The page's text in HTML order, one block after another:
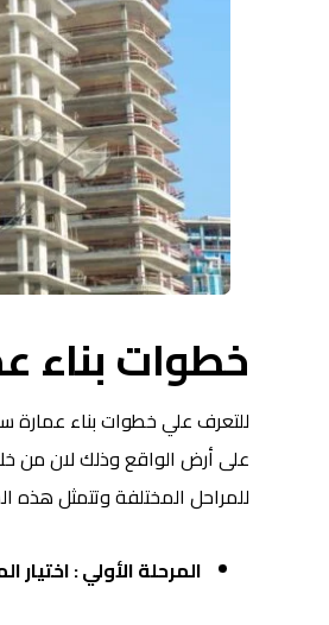
خطوات بناء
للتعرف علي خطوات بناء عمارة
على أرض الواقع وذلك لان من
للمراحل المختلفة وتتمثل هذه
المرحلة الأولي :